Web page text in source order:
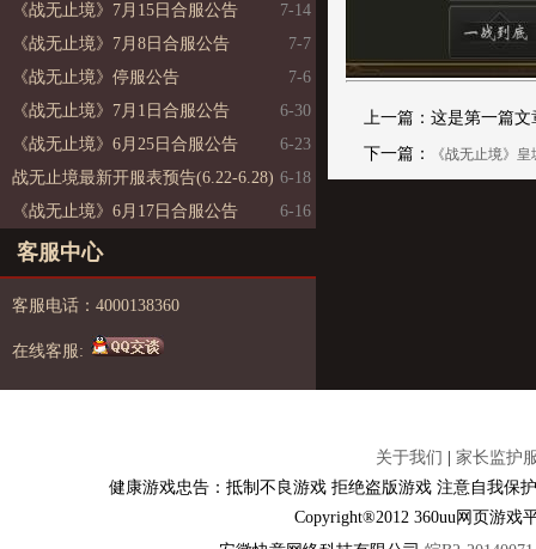
《战无止境》7月15日合服公告
7-14
《战无止境》7月8日合服公告
7-7
《战无止境》停服公告
7-6
《战无止境》7月1日合服公告
6-30
《战无止境》6月25日合服公告
6-23
战无止境最新开服表预告(6.22-6.28) 6-18
《战无止境》6月17日合服公告
6-16
客服中心
客服电话：4000138360
在线客服:
上一篇：这是第一篇文
下一篇：
《战无止境》
关于我们
家长监护
健康游戏忠告：抵制不良游戏 拒绝盗版游戏 注意自我保
Copyright®2012 360uu网页游